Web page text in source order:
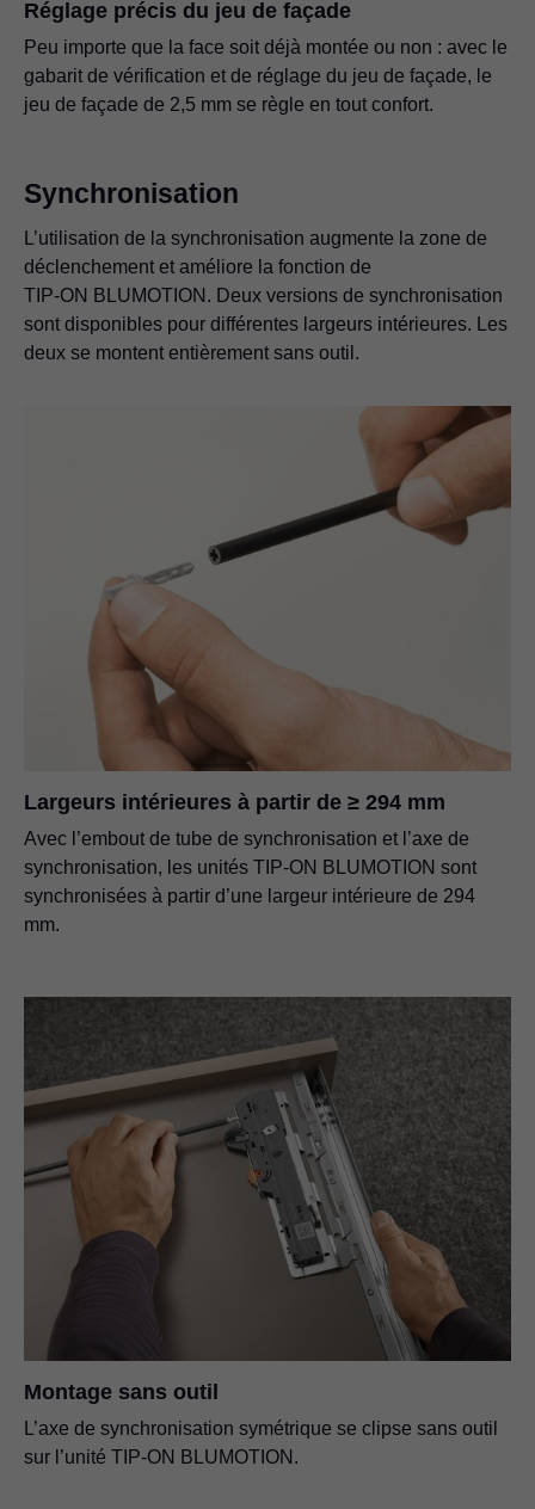
Réglage précis du jeu de façade
Peu importe que la face soit déjà montée ou non : avec le
gabarit de vérification et de réglage du jeu de façade, le
jeu de façade de 2,5 mm se règle en tout confort.
Synchronisation
L’utilisation de la synchronisation augmente la zone de
déclenchement et améliore la fonction de
TIP-ON BLUMOTION . Deux versions de synchronisation
sont disponibles pour différentes largeurs intérieures. Les
deux se montent entièrement sans outil.
Largeurs intérieures à partir de ≥ 294 mm
Avec l’embout de tube de synchronisation et l’axe de
synchronisation, les unités TIP-ON BLUMOTION sont
synchronisées à partir d’une largeur intérieure de 294
mm.
Montage sans outil
L’axe de synchronisation symétrique se clipse sans outil
sur l’unité
TIP-ON BLUMOTION .